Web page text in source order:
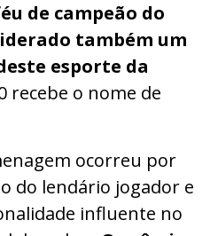
de campeão do
também um
esporte da
recebe o nome de
ocorreu por
do lendário jogador e
influente no